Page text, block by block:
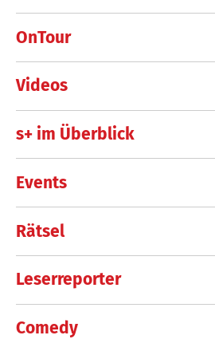
OnTour
Videos
s+ im Überblick
Events
Rätsel
Leserreporter
Comedy